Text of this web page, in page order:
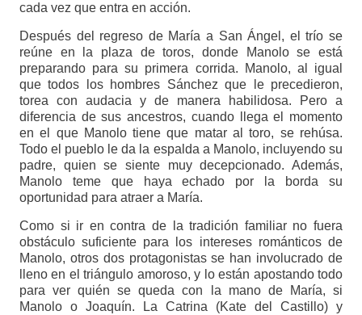
cada vez que entra en acción.
Después del regreso de María a San Ángel, el trío se
reúne en la plaza de toros, donde Manolo se está
preparando para su primera corrida. Manolo, al igual
que todos los hombres Sánchez que le precedieron,
torea con audacia y de manera habilidosa. Pero a
diferencia de sus ancestros, cuando llega el momento
en el que Manolo tiene que matar al toro, se rehúsa.
Todo el pueblo le da la espalda a Manolo, incluyendo su
padre, quien se siente muy decepcionado. Además,
Manolo teme que haya echado por la borda su
oportunidad para atraer a María.
Como si ir en contra de la tradición familiar no fuera
obstáculo suficiente para los intereses románticos de
Manolo, otros dos protagonistas se han involucrado de
lleno en el triángulo amoroso, y lo están apostando todo
para ver quién se queda con la mano de María, si
Manolo o Joaquín. La Catrina (Kate del Castillo) y